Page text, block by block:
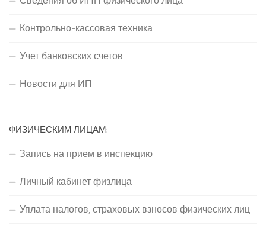
Контрольно-кассовая техника
Учет банковских счетов
Новости для ИП
ФИЗИЧЕСКИМ ЛИЦАМ:
Запись на прием в инспекцию
Личный кабинет физлица
Уплата налогов, страховых взносов физических лиц